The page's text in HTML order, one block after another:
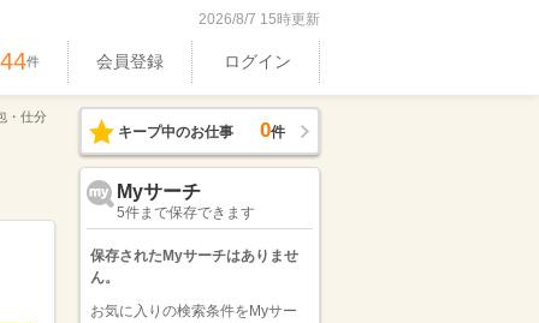
2026/8/7 15時更新
件 会員登録 ログイン
・仕分
キープ中のお仕事 0件
Myサーチ
5件まで保存できます
保存されたMyサーチはありませ
ん。
お気に入りの検索条件をMyサー